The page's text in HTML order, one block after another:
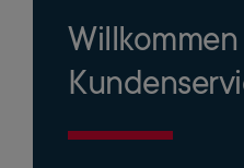
Willkommen